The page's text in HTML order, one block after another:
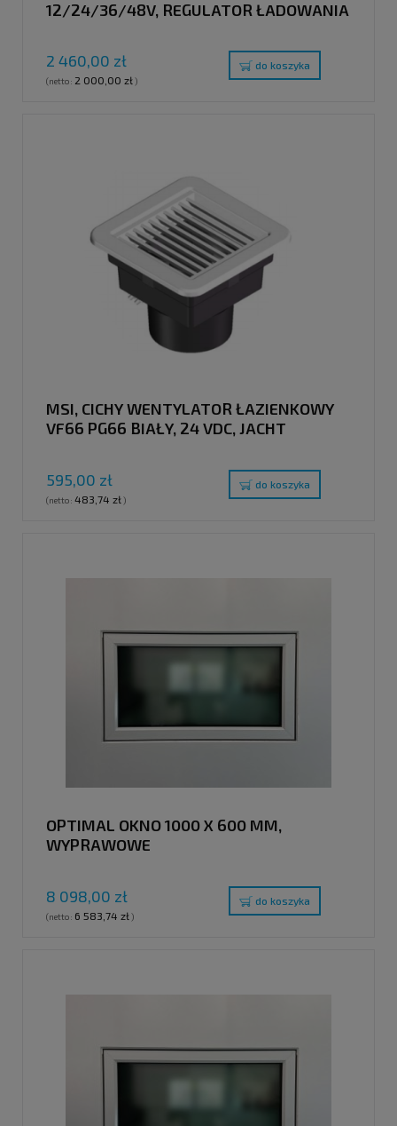
12/24/36/48V, REGULATOR ŁADOWANIA
2 460,00 zł
(netto: 2 000,00 zł)
do koszyka
MSI, CICHY WENTYLATOR ŁAZIENKOWY
VF66 PG66 BIAŁY, 24 VDC, JACHT
595,00 zł
(netto: 483,74 zł)
do koszyka
OPTIMAL OKNO 1000 X 600 MM,
WYPRAWOWE
8 098,00 zł
(netto: 6 583,74 zł)
do koszyka